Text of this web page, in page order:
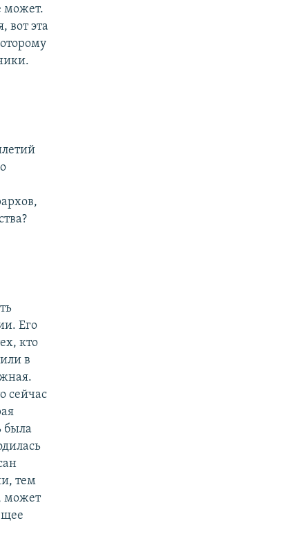
может.
вот эта
Его
кто
в
сейчас
была
тем
может